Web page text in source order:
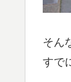
そん
すで